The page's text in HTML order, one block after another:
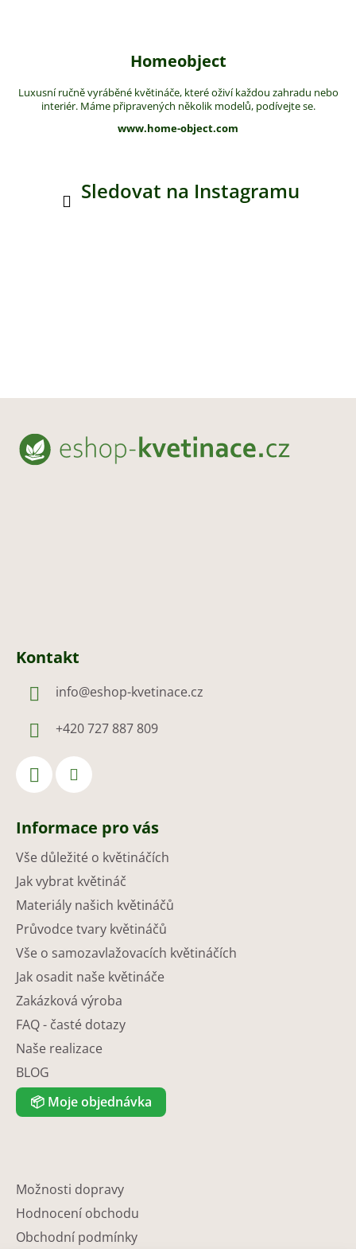
Homeobject
Luxusní ručně vyráběné květináče, které oživí každou zahradu nebo
interiér. Máme připravených několik modelů, podívejte se.
www.home-object.com
Sledovat na Instagramu
Z
Kontakt
info@eshop-kvetinace.cz
+420 727 887 809
Informace pro vás
Vše důležité o květináčích
Jak vybrat květináč
Materiály našich květináčů
Průvodce tvary květináčů
Vše o samozavlažovacích květináčích
Jak osadit naše květináče
Zakázková výroba
FAQ - časté dotazy
Naše realizace
BLOG
📦 Moje objednávka
Možnosti dopravy
Hodnocení obchodu
Obchodní podmínky